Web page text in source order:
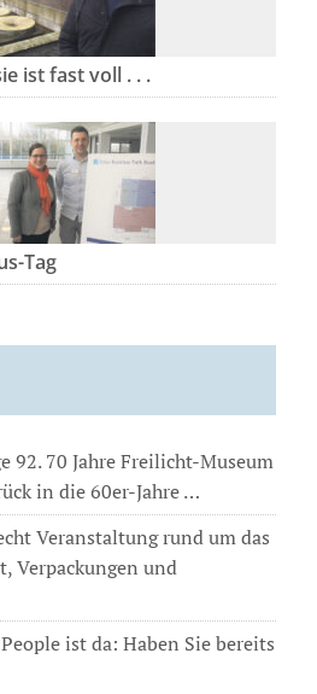
ist fast voll . . .
Tag
92. 70 Jahre Freilicht-Museum
in die 60er-Jahre …
Veranstaltung rund um das
Verpackungen und
ist da: Haben Sie bereits